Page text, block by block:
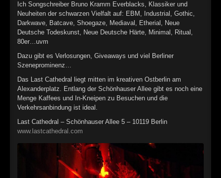
►
►
►
►
►
►
►
Ich Songschreiber Bruno Kramm Everblacks, Klassiker und
Neuheiten der schwarzen Vielfalt auf: EBM, Industrial, Gothic,
Darkwave, Batcave, Shoegaze, Mediaval, Etherial, Neue
Deutsche Todeskunst, Neue Deutsche Härte, Minimal, Ritual,
80er…uvm
Dazu gibt es Verlosungen, Giveaways und viel Berliner
Szeneprominenz…
Das Last Cathedral liegt mitten im kreativen Ostberlin am
Alexanderplatz. Entlang der Schönhauser Allee gibt es noch eine
Menge Kaffees und In-Kneipen zu Besuchen und die
Verkehrsanbindung ist ideal.
Last Cathedral – Schönhauser Allee 5 – 10119 Berlin
www.lastcathedral.com